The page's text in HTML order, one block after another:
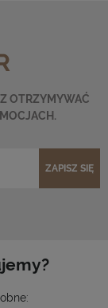
OTRZYMYWAĆ
ZAPISZ SIĘ